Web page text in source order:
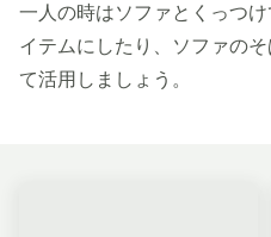
一人の時はソファとくっつ
イテムにしたり、ソファの
て活用しましょう。